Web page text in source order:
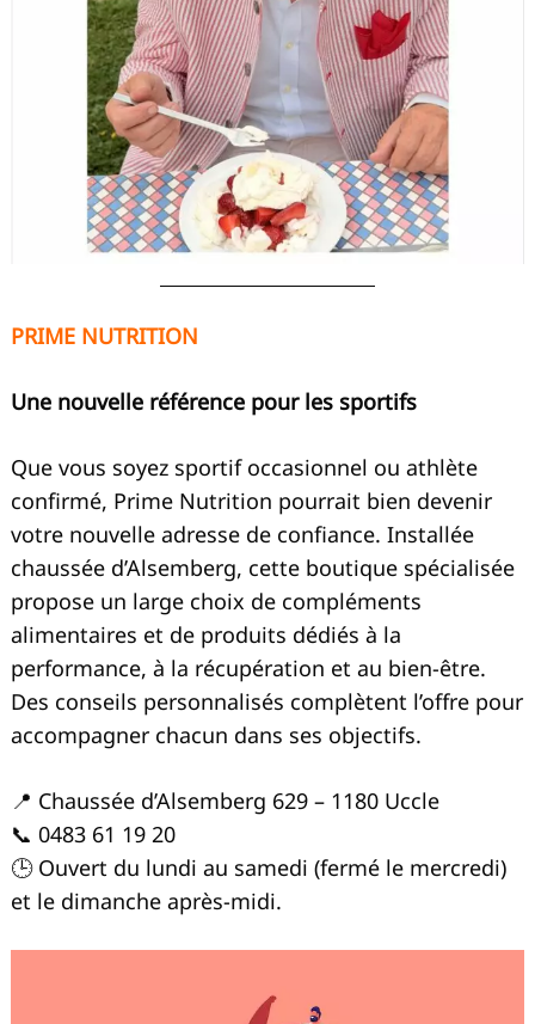
PRIME NUTRITION
Une nouvelle référence pour les sportifs
Que vous soyez sportif occasionnel ou athlète
confirmé, Prime Nutrition pourrait bien devenir
votre nouvelle adresse de confiance. Installée
chaussée d’Alsemberg, cette boutique spécialisée
propose un large choix de compléments
alimentaires et de produits dédiés à la
performance, à la récupération et au bien-être.
Des conseils personnalisés complètent l’offre pour
accompagner chacun dans ses objectifs.
📍 Chaussée d’Alsemberg 629 – 1180 Uccle
📞 0483 61 19 20
🕒 Ouvert du lundi au samedi (fermé le mercredi)
et le dimanche après-midi.